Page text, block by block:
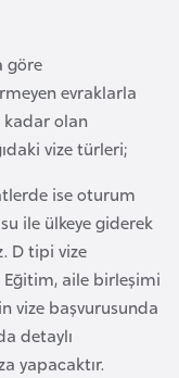
göre
evraklarla
olan
vize türleri;
ise oturum
ile ülkeye giderek
D tipi vize
aile birleşimi
vize başvurusunda
detaylı
yapacaktır.